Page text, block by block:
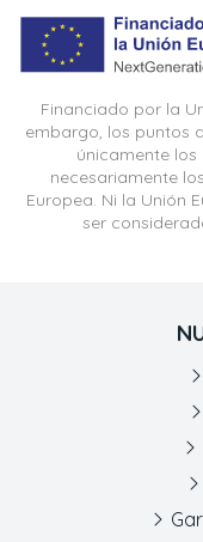
Financiado por la
embargo, los puntos
únicamente
necesariamente
Europea. Ni la Unión
ser